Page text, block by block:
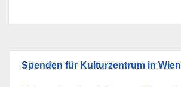
Spenden für Kulturzentrum in Wien